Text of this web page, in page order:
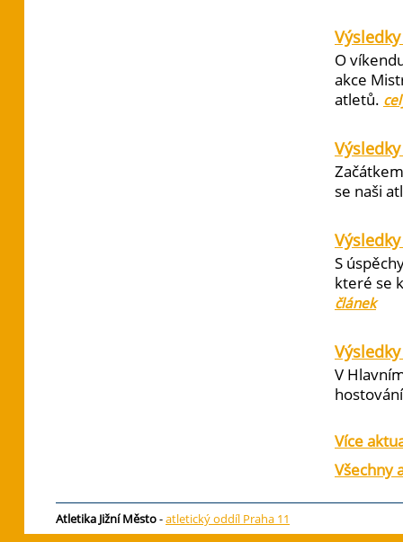
O
akce
atletů.
se naši
S
které se
článek
V
Více
Všechny
Atletika Jižní Město-atletický oddíl Praha 11